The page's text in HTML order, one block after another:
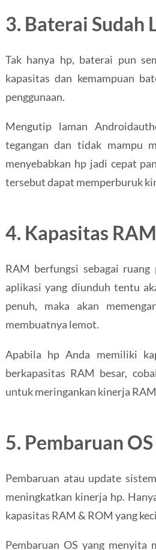
3. Baterai Sudah
Tak hanya hp, baterai pun
kapasitas dan kemampuan
penggunaan.
Mengutip laman
tegangan dan tidak mampu
menyebabkan hp jadi cepat
tersebut dapat memperburuk
4. Kapasitas
RAM berfungsi sebagai ruang
aplikasi yang diunduh tentu
penuh, maka akan
membuatnya lemot.
Apabila hp Anda memiliki
berkapasitas RAM besar,
untuk meringankan kinerja
5. Pembaruan
Pembaruan atau update
meningkatkan kinerja hp.
kapasitas RAM & ROM yang
Pembaruan OS yang